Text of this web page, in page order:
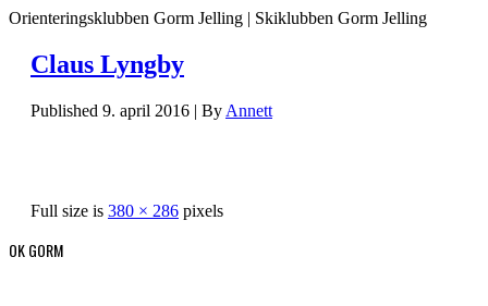
Orienteringsklubben Gorm Jelling | Skiklubben Gorm Jelling
Claus Lyngby
Published 9. april 2016 | By Annett
Full size is 380 × 286 pixels
OK GORM